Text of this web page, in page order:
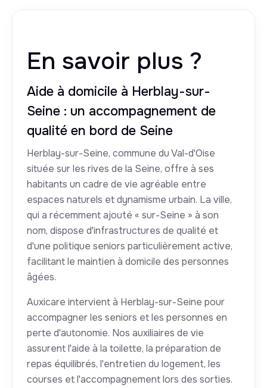
En savoir plus ?
Aide à domicile à Herblay-sur-
Seine : un accompagnement de
qualité en bord de Seine
Herblay-sur-Seine, commune du Val-d'Oise
située sur les rives de la Seine, offre à ses
habitants un cadre de vie agréable entre
espaces naturels et dynamisme urbain. La ville,
qui a récemment ajouté « sur-Seine » à son
nom, dispose d'infrastructures de qualité et
d'une politique seniors particulièrement active,
facilitant le maintien à domicile des personnes
âgées.
Auxicare intervient à Herblay-sur-Seine pour
accompagner les seniors et les personnes en
perte d'autonomie. Nos auxiliaires de vie
assurent l'aide à la toilette, la préparation de
repas équilibrés, l'entretien du logement, les
courses et l'accompagnement lors des sorties.